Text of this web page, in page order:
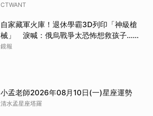
CTWANT
自家藏軍火庫！退休學霸3D列印「神級槍
械」 淚喊：俄烏戰爭太恐怖想救孩子...法
官不給減刑
鏡報
小孟老師2026年08月10日(一)星座運勢
清水孟星座塔羅